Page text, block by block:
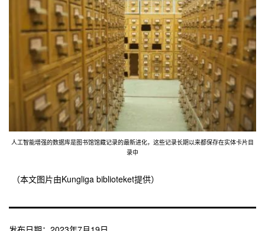
人工智能增强的数据库是图书馆馆藏记录的最新进化，这些记录长期以来都保存在实体卡片目
录中
（本文图片由Kungliga biblioteket提供）